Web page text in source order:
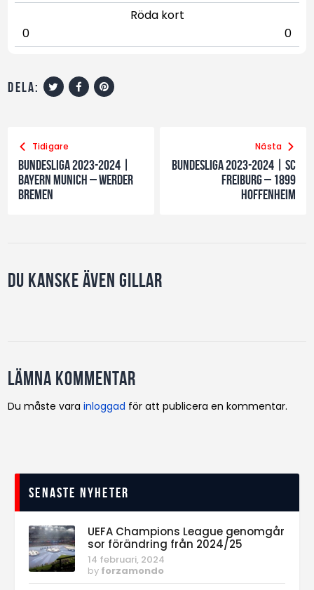
Röda kort
0
0
dela:
Tidigare
Bundesliga 2023-2024 |
Bayern Munich – Werder
Bremen
Nästa
Bundesliga 2023-2024 | SC
Freiburg – 1899
Hoffenheim
Du kanske även gillar
Lämna kommentar
Du måste varainloggad för att publicera en kommentar.
Senaste nyheter
UEFA Champions League genomgår
sor förändring från 2024/25
14 februari, 2024
by forzamondo